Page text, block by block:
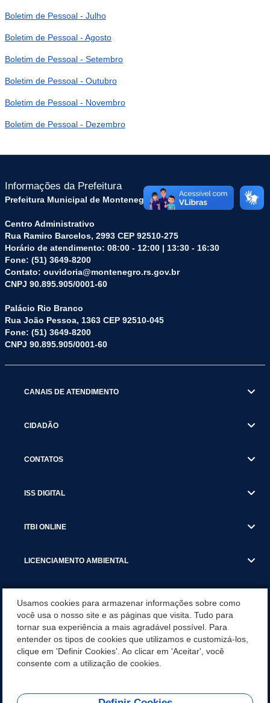
Boletim de Pessoal - Julho
Boletim de Pessoal - Agosto
Boletim de Pessoal - Setembro
Boletim de Pessoal - Outubro
Boletim de Pessoal - Novembro
Boletim de Pessoal - Dezembro
Informações da Prefeitura
Prefeitura Municipal de Montenegro (RS)
Centro Administrativo
Rua Ramiro Barcelos, 2993 CEP 92510-275
Horário de atendimento: 08:00 - 12:00 | 13:30 - 16:30
Fone: (51) 3649-8200
Contato: ouvidoria@montenegro.rs.gov.br
CNPJ 90.895.905/0001-60
Palácio Rio Branco
Rua João Pessoa, 1363 CEP 92510-045
Fone: (51) 3649-8200
CNPJ 90.895.905/0001-60
CANAIS DE ATENDIMENTO
CIDADÃO
CONTATOS
ISS DIGITAL
ITBI ONLINE
LICENCIAMENTO AMBIENTAL
SERVIÇOS
SERVIÇOS DO DEPARTAMENTO DE RECEITA MUNICIPAL
Usamos cookies para armazenar informações sobre como
você usa o nosso site e as páginas que visita. Tudo para
tornar sua experiência a mais agradável possível. Para
entender os tipos de cookies que utilizamos e customizá-los,
clique em 'Definir Cookies'. Ao clicar em 'Aceitar', você
consente com a utilização de cookies.